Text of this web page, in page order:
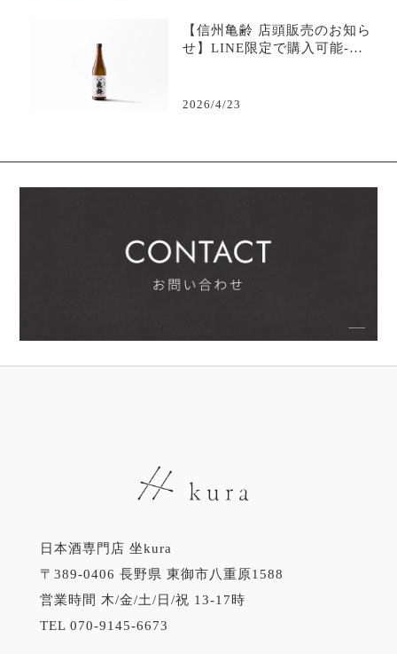
【信州亀齢 店頭販売のお知ら
せ】LINE限定で購入可能-日
2026/4/23
日本酒専門店 坐kura
〒389-0406 長野県 東御市八重原1588
営業時間 木/金/土/日/祝 13-17時
TEL 070-9145-6673